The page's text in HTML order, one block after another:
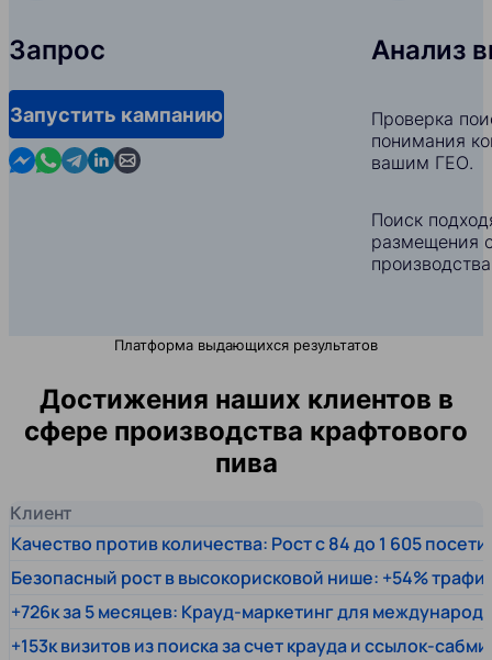
Запрос
Запустить кампанию
Contact us in Messenger
Contact us in WhatsApp
Contact us in Telegram
Contact us in Linkedin
Contact us by email
Анализ
Проверка
понимания
вашим ГЕО.
Поиск
размещения
Платформа выдающихся результатов
Достижения наших клиентов в
сфере производства крафтового
пива
Клиент
Качество против количества: Рост с 84 до 1 605
Безопасный рост в высокорисковой нише: +54%
+726к за 5 месяцев: Крауд-маркетинг для
+153к визитов из поиска за счет крауда и ссылок-